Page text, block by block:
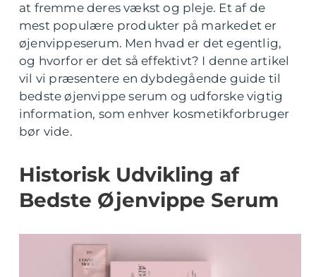
at fremme deres vækst og pleje. Et af de
mest populære produkter på markedet er
øjenvippeserum. Men hvad er det egentlig,
og hvorfor er det så effektivt? I denne artikel
vil vi præsentere en dybdegående guide til
bedste øjenvippe serum og udforske vigtig
information, som enhver kosmetikforbruger
bør vide.
Historisk Udvikling af
Bedste Øjenvippe Serum